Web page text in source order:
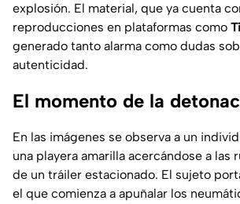
explosión. El material, que ya cuenta
reproducciones en plataformas como
generado tanto alarma como dudas
autenticidad.
El momento de la
En las imágenes se observa a un
una playera amarilla acercándose a las
de un tráiler estacionado. El sujeto
el que comienza a apuñalar los